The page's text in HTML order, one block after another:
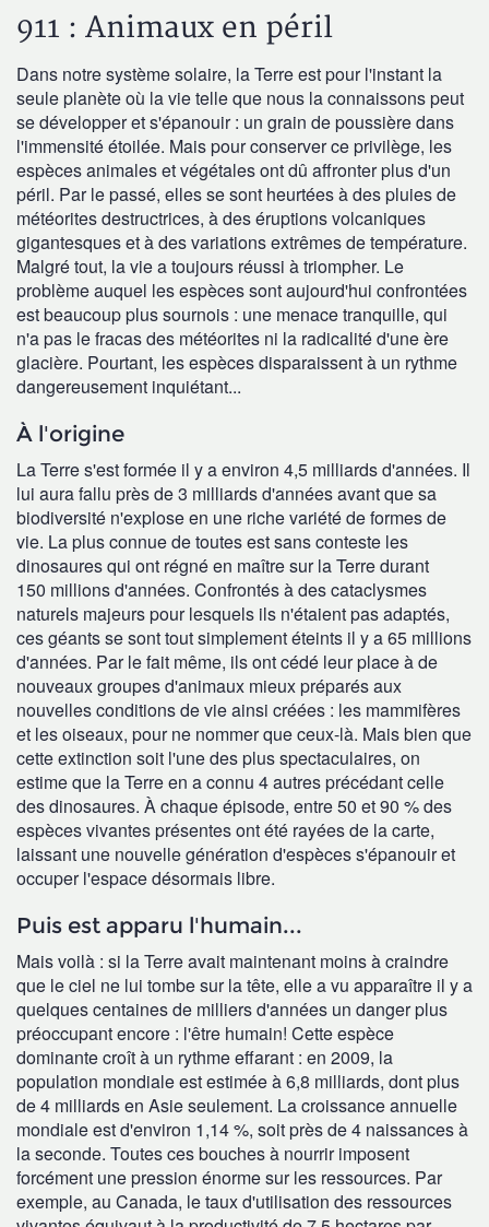
911 : Animaux en péril
Dans notre système solaire, la Terre est pour l'instant la
seule planète où la vie telle que nous la connaissons peut
se développer et s'épanouir : un grain de poussière dans
l'immensité étoilée. Mais pour conserver ce privilège, les
espèces animales et végétales ont dû affronter plus d'un
péril. Par le passé, elles se sont heurtées à des pluies de
météorites destructrices, à des éruptions volcaniques
gigantesques et à des variations extrêmes de température.
Malgré tout, la vie a toujours réussi à triompher. Le
problème auquel les espèces sont aujourd'hui confrontées
est beaucoup plus sournois : une menace tranquille, qui
n'a pas le fracas des météorites ni la radicalité d'une ère
glacière. Pourtant, les espèces disparaissent à un rythme
dangereusement inquiétant...
À l'origine
La Terre s'est formée il y a environ 4,5 milliards d'années. Il
lui aura fallu près de 3 milliards d'années avant que sa
biodiversité n'explose en une riche variété de formes de
vie. La plus connue de toutes est sans conteste les
dinosaures qui ont régné en maître sur la Terre durant
150 millions d'années. Confrontés à des cataclysmes
naturels majeurs pour lesquels ils n'étaient pas adaptés,
ces géants se sont tout simplement éteints il y a 65 millions
d'années. Par le fait même, ils ont cédé leur place à de
nouveaux groupes d'animaux mieux préparés aux
nouvelles conditions de vie ainsi créées : les mammifères
et les oiseaux, pour ne nommer que ceux-là. Mais bien que
cette extinction soit l'une des plus spectaculaires, on
estime que la Terre en a connu 4 autres précédant celle
des dinosaures. À chaque épisode, entre 50 et 90 % des
espèces vivantes présentes ont été rayées de la carte,
laissant une nouvelle génération d'espèces s'épanouir et
occuper l'espace désormais libre.
Puis est apparu l'humain...
Mais voilà : si la Terre avait maintenant moins à craindre
que le ciel ne lui tombe sur la tête, elle a vu apparaître il y a
quelques centaines de milliers d'années un danger plus
préoccupant encore : l'être humain! Cette espèce
dominante croît à un rythme effarant : en 2009, la
population mondiale est estimée à 6,8 milliards, dont plus
de 4 milliards en Asie seulement. La croissance annuelle
mondiale est d'environ 1,14 %, soit près de 4 naissances à
la seconde. Toutes ces bouches à nourrir imposent
forcément une pression énorme sur les ressources. Par
exemple, au Canada, le taux d'utilisation des ressources